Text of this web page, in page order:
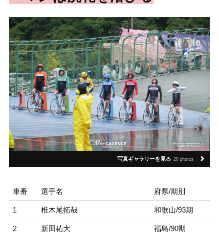
写真ギャラリーを見る 20 photos
車番 選手名 府県/期別
1 椎木尾拓哉 和歌山/93期
2 新田祐大 福島/90期